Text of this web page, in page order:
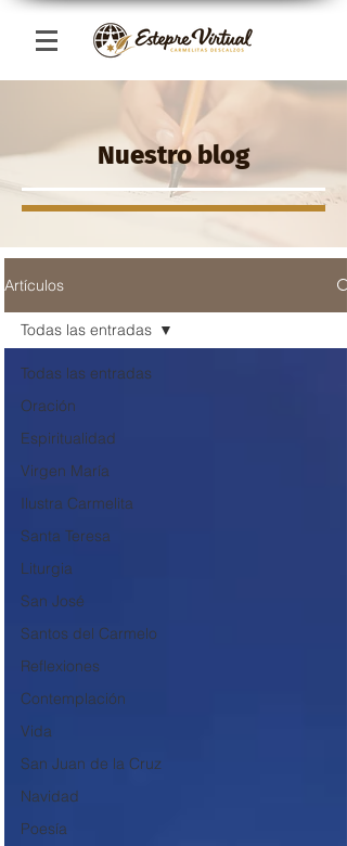
Nuestro blog
Artículos
Todas las entradas
Oración
Espiritualidad
Virgen María
Ilustra Carmelita
Santa Teresa
Liturgia
San José
Santos del Carmelo
Reflexiones
Contemplación
Vida
San Juan de la Cruz
Navidad
Poesía
Todas las entradas